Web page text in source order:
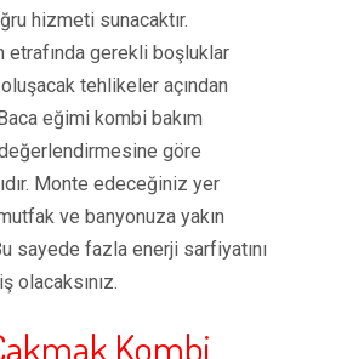
hizmeti sunacaktır.
etrafında gerekli boşluklar
oluşacak tehlikeler açından
eğimi kombi bakım
göre
Monte edeceğiniz yer
ve banyonuza yakın
sayede fazla enerji sarfiyatını
olacaksınız.
Kombi